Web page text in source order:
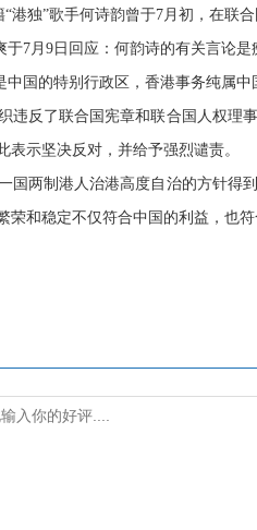
“港独”歌手何诗韵曾于7月初，在联
7月9日回应： 何韵诗的有关言论
中国的特别行政区，香港事务纯属
违反了联合国宪章和联合国人权理
表示坚决反对，并给予强烈谴责。
国两制港人治港高度自治的方针得
荣和稳定不仅符合中国的利益，也